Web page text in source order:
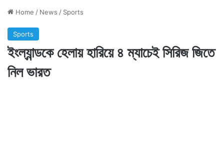
Home / News / Sports
Sports
ইংল্যান্ডকে হেলায় হারিয়ে ৪ ম্যাচেই সিরিজ জিতে
নিল ভারত